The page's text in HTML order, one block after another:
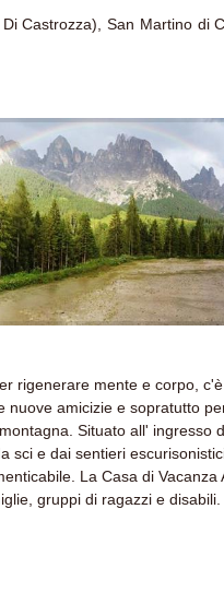
Castrozza), San Martino di
rigenerare mente e corpo,
nuove amicizie e sopratutto
Situato all' ingresso
sci e dai sentieri
La Casa di Vacanza
gruppi di ragazzi e disabili.